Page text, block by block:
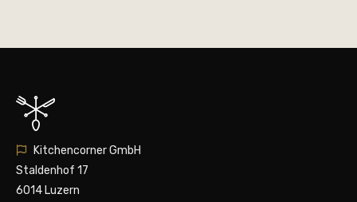
Kitchencorner GmbH
Staldenhof 17
6014 Luzern